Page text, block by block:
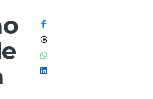
Compartilhar no Facebook
Compartilhar no Threads
Compartilhar no WhatsApp
Compartilhar no LinkedIn